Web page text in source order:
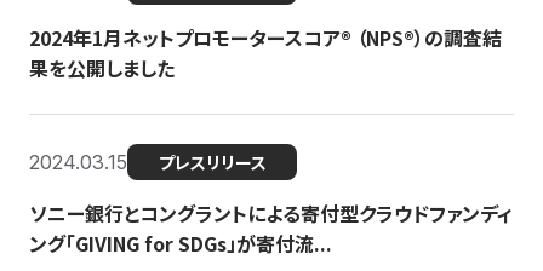
2024年1月ネットプロモータースコア®︎ （NPS®︎）の調査結
果を公開しました
2024.03.15 プレスリリース
ソニー銀行とコングラントによる寄付型クラウドファンディ
ング「GIVING for SDGs」が寄付流...